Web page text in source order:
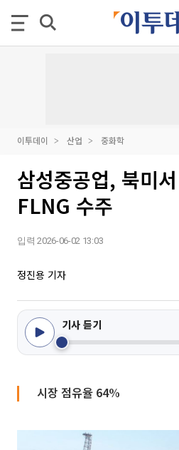
이투데이 산업 중화학
삼성중공업, 북미
FLNG 수주
입력 2026-06-02 13:03
정진용 기자
기사 듣기
시장 점유율 64%